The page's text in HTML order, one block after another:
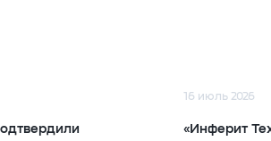
16 июль 2026
«Инферит